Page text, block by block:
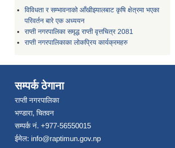
विविधता र सम्भावनाको आँखीझ्यालबाट कृषि क्षेत्रमा भएका
परिवर्तन बारे एक अध्ययन
राप्ती नगरपालिका समृद्ध राप्ती वृत्तचित्र 2081
राप्ती नगरपालिकाका लोकप्रिय कार्यक्रमहरु
सम्पर्क ठेगाना
राप्ती नगरपालिका
भण्डारा, चितवन
सम्पर्क नं. +977-56550015
ईमेल: info@raptimun.gov.np